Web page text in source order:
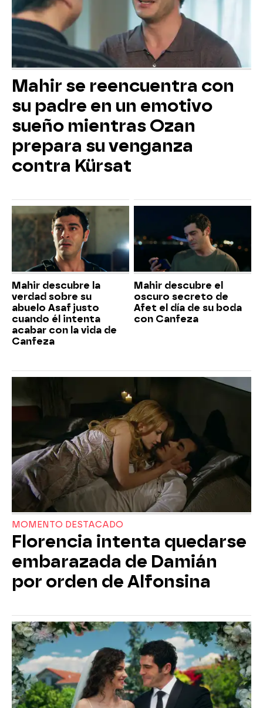
Mahir se reencuentra con
su padre en un emotivo
sueño mientras Ozan
prepara su venganza
contra Kürsat
Mahir descubre la
verdad sobre su
abuelo Asaf justo
cuando él intenta
acabar con la vida de
Canfeza
Mahir descubre el
oscuro secreto de
Afet el día de su boda
con Canfeza
MOMENTO DESTACADO
Florencia intenta quedarse
embarazada de Damián
por orden de Alfonsina